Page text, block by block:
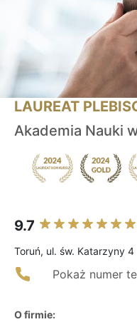
LAUREAT
Akademia Nauki
9.7
Toruń, ul. św. Katarzyny 4
Pokaż numer
O firmie: